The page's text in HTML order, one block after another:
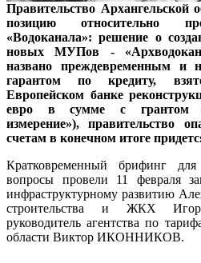
Правительство Архангельской
позицию относительно
«Водоканала»: решение о
новых МУПов -
названо преждевременным и
гарантом по кредиту,
Европейском банке
евро в сумме с грантом
измерение»), правительство
счетам в конечном итоге
Кратковременный брифинг
вопросы провели 11 февраля
инфраструктурному развитию
строительства и ЖКХ
руководитель агентства по
области Виктор ИКОННИКОВ.